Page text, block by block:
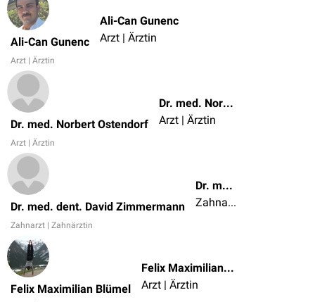
Ali-Can Gunenc
Arzt | Ärztin
Ali-Can Gunenc
Arzt | Ärztin
Dr. med. Norbert Ostendorf
Arzt | Ärztin
Dr. med. Norbert Ostendorf
Arzt | Ärztin
Dr. med. dent. David Zimmermann
Zahnarzt | Zahnärztin
Dr. med. dent. David Zimmermann
Zahnarzt | Zahnärztin
Felix Maximilian Blümel
Felix Maximilian Blümel
Arzt | Ärztin